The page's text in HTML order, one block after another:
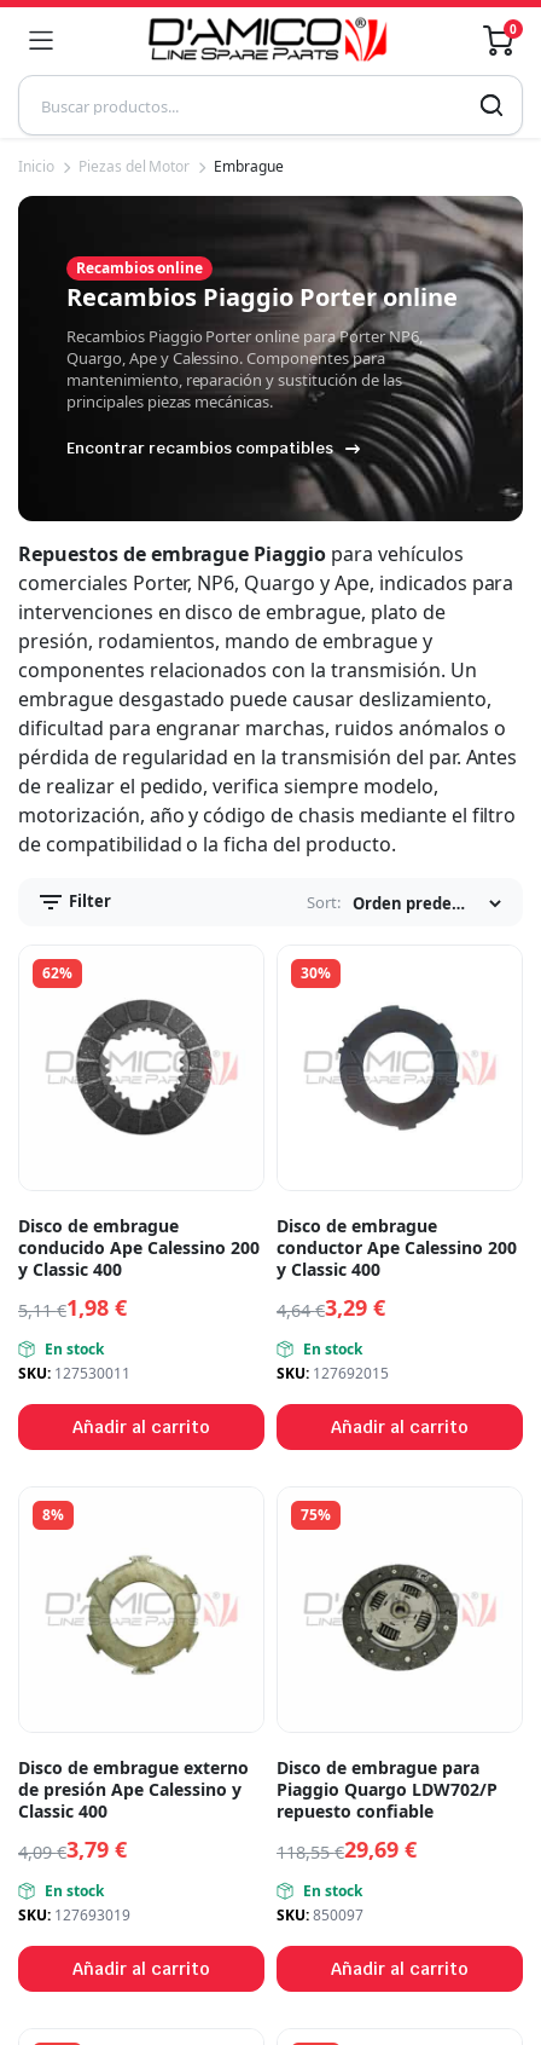
0
Inicio Piezas del Motor Embrague
Recambios online
Recambios Piaggio Porter online
Recambios Piaggio Porter online para Porter NP6,
Quargo, Ape y Calessino. Componentes para
mantenimiento, reparación y sustitución de las
principales piezas mecánicas.
Encontrar recambios compatibles
Repuestos de embrague Piaggio para vehículos
comerciales Porter, NP6, Quargo y Ape, indicados para
intervenciones en disco de embrague, plato de
presión, rodamientos, mando de embrague y
componentes relacionados con la transmisión. Un
embrague desgastado puede causar deslizamiento,
dificultad para engranar marchas, ruidos anómalos o
pérdida de regularidad en la transmisión del par. Antes
de realizar el pedido, verifica siempre modelo,
motorización, año y código de chasis mediante el filtro
de compatibilidad o la ficha del producto.
Filter Sort:
62%
Disco de embrague
conducido Ape Calessino 200
y Classic 400
5,11€1,98 €
En stock
SKU: 127530011
Añadir al carrito
30%
Disco de embrague
conductor Ape Calessino 200
y Classic 400
4,64€3,29 €
En stock
SKU: 127692015
Añadir al carrito
8%
Disco de embrague externo
de presión Ape Calessino y
Classic 400
4,09€3,79 €
En stock
SKU: 127693019
Añadir al carrito
75%
Disco de embrague para
Piaggio Quargo LDW702/P
repuesto confiable
118,55€29,69 €
En stock
SKU:850097
Añadir al carrito